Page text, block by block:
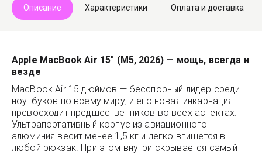
Описание Характеристики Оплата и доставка
Apple MacBook Air 15" (M5, 2026) — мощь, всегда и
везде
MacBook Air 15 дюймов — бесспорный лидер среди
ноутбуков по всему миру, и его новая инкарнация
превосходит предшественников во всех аспектах.
Ультрапортативный корпус из авиационного
алюминия весит менее 1,5 кг и легко впишется в
любой рюкзак. При этом внутри скрывается самый